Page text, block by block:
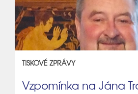
TISKOVÉ ZPRÁVY
Vzpomínka na Jána